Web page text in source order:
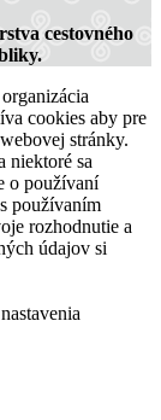
cestovného
cookies aby pre
stránky.
niektoré sa
o používaní
používaním
rozhodnutie a
údajov si